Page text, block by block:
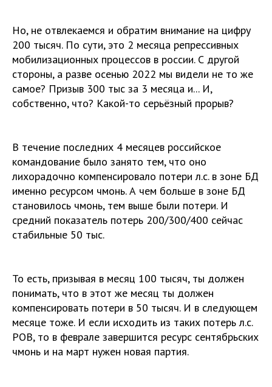
Но, не отвлекаемся и обратим внимание на цифру
200 тысяч. По сути, это 2 месяца репрессивных
мобилизационных процессов в россии. С другой
стороны, а разве осенью 2022 мы видели не то же
самое? Призыв 300 тыс за 3 месяца и... И,
собственно, что? Какой-то серьёзный прорыв?
В течение последних 4 месяцев российское
командование было занято тем, что оно
лихорадочно компенсировало потери л.с. в зоне БД
именно ресурсом чмонь. А чем больше в зоне БД
становилось чмонь, тем выше были потери. И
средний показатель потерь 200/300/400 сейчас
стабильные 50 тыс.
То есть, призывая в месяц 100 тысяч, ты должен
понимать, что в этот же месяц ты должен
компенсировать потери в 50 тысяч. И в следующем
месяце тоже. И если исходить из таких потерь л.с.
РОВ, то в феврале завершится ресурс сентябрьских
чмонь и на март нужен новая партия.